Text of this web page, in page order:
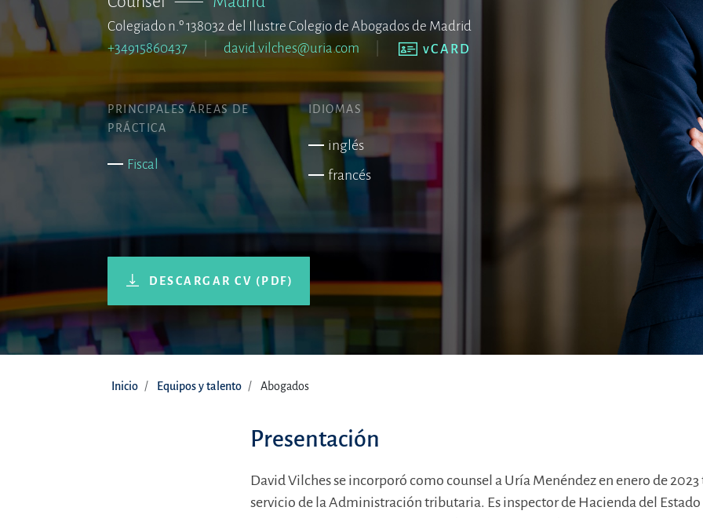
Colegiado n.º 138032 del Ilustre Colegio de Abogados de Madrid
+34915860437
david.vilches@uria.com vCARD
PRINCIPALES ÁREAS DE
PRÁCTICA
Fiscal
IDIOMAS
inglés
francés
DESCARGAR CV (PDF)
Inicio Equipos y talento Abogados
Presentación
David Vilches se incorporó como counsel a Uría Menéndez en enero de 2023
servicio de la Administración tributaria. Es inspector de Hacienda del Estado